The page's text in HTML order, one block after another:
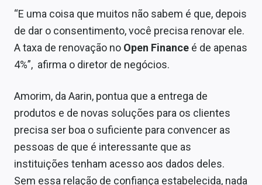
“E uma coisa que muitos não sabem é que, depois
de dar o consentimento, você precisa renovar ele.
A taxa de renovação no Open Finance é de apenas
4%”, afirma o diretor de negócios.
Amorim, da Aarin, pontua que a entrega de
produtos e de novas soluções para os clientes
precisa ser boa o suficiente para convencer as
pessoas de que é interessante que as
instituições tenham acesso aos dados deles.
Sem essa relação de confiança estabelecida, nada